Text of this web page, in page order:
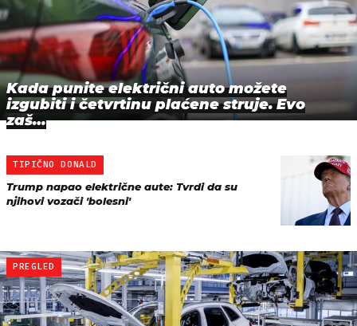
Kada punite električni auto možete
izgubiti i četvrtinu plaćene struje. Evo
zaš…
TIPIČNO DONALD
Trump napao električne aute: Tvrdi da su
njihovi vozači 'bolesni'
PREGLED